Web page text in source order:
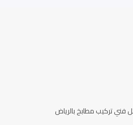
تركيب مطابخ بالرياض